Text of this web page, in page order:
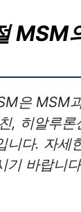
MSM
은 MSM
, 히알루론
니다. 자세
기 바랍니